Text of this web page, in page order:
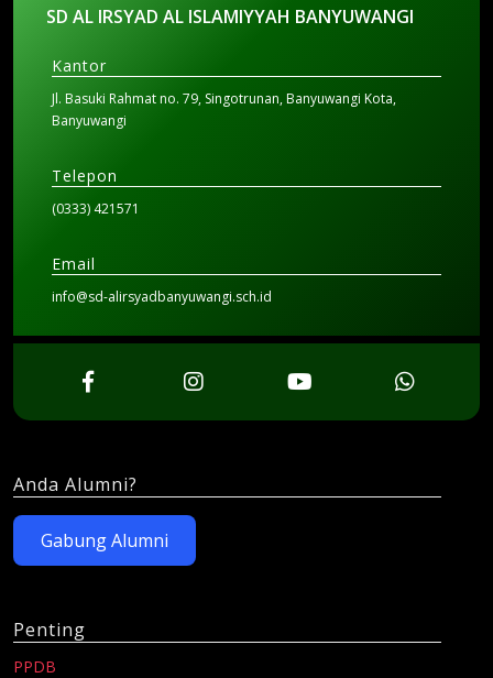
SD AL IRSYAD AL ISLAMIYYAH BANYUWANGI
Kantor
Jl. Basuki Rahmat no. 79, Singotrunan, Banyuwangi Kota,
Banyuwangi
Telepon
(0333) 421571
Email
info@sd-alirsyadbanyuwangi.sch.id
Anda Alumni?
Gabung Alumni
Penting
PPDB